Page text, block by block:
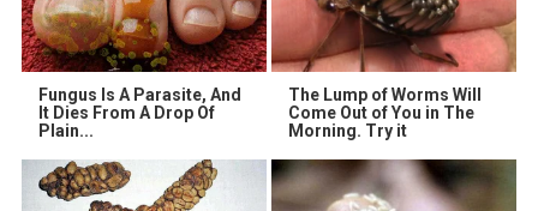
Fungus Is A Parasite, And
It Dies From A Drop Of
Plain...
The Lump of Worms Will
Come Out of You in The
Morning. Try it